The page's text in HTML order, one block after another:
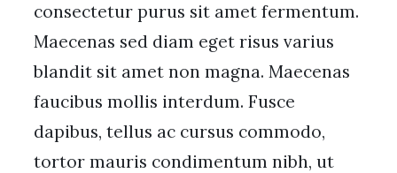
consectetur purus sit amet fermentum.
Maecenas sed diam eget risus varius
blandit sit amet non magna. Maecenas
faucibus mollis interdum. Fusce
dapibus, tellus ac cursus commodo,
tortor mauris condimentum nibh, ut